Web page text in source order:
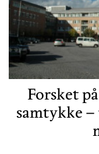
Forsket
samtykke